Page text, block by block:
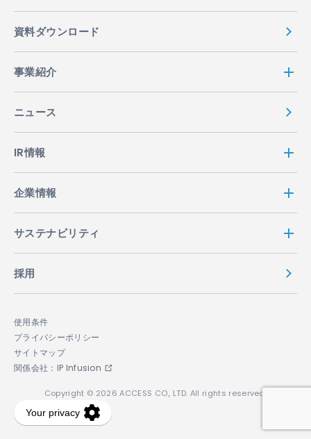
資料ダウンロード
事業紹介
ニュース
IR情報
企業情報
サステナビリティ
採用
使用条件
プライバシーポリシー
サイトマップ
関係会社：IP Infusion
Copyright © 2026 ACCESS CO., LTD. All rights reserved.